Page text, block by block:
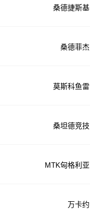
桑德捷斯基
桑德菲杰
莫斯科鱼雷
桑坦德竞技
MTK匈格利亚
万卡约